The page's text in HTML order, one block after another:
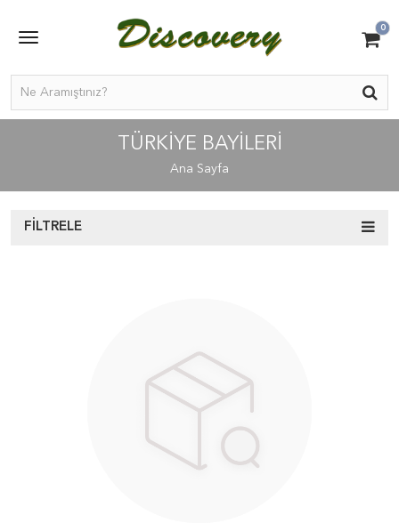
0
TÜRKİYE BAYİLERİ
Ana Sayfa
FILTRELE